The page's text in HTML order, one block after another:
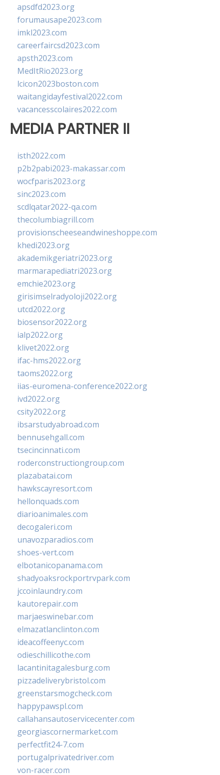
apsdfd2023.org
forumausape2023.com
imkl2023.com
careerfaircsd2023.com
apsth2023.com
MedItRio2023.org
lcicon2023boston.com
waitangidayfestival2022.com
vacancesscolaires2022.com
MEDIA PARTNER II
isth2022.com
p2b2pabi2023-makassar.com
wocfparis2023.org
sinc2023.com
scdlqatar2022-qa.com
thecolumbiagrill.com
provisionscheeseandwineshoppe.com
khedi2023.org
akademikgeriatri2023.org
marmarapediatri2023.org
emchie2023.org
girisimselradyoloji2022.org
utcd2022.org
biosensor2022.org
ialp2022.org
klivet2022.org
ifac-hms2022.org
taoms2022.org
iias-euromena-conference2022.org
ivd2022.org
csity2022.org
ibsarstudyabroad.com
bennusehgall.com
tsecincinnati.com
roderconstructiongroup.com
plazabatai.com
hawkscayresort.com
hellonquads.com
diarioanimales.com
decogaleri.com
unavozparadios.com
shoes-vert.com
elbotanicopanama.com
shadyoaksrockportrvpark.com
jccoinlaundry.com
kautorepair.com
marjaeswinebar.com
elmazatlanclinton.com
ideacoffeenyc.com
odieschillicothe.com
lacantinitagalesburg.com
pizzadeliverybristol.com
greenstarsmogcheck.com
happypawspl.com
callahansautoservicecenter.com
georgiascornermarket.com
perfectfit24-7.com
portugalprivatedriver.com
von-racer.com